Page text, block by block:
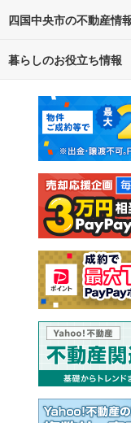
路線・駅から探す
通勤・通学時間から
四国中央市の不動産情
不動産・住宅
新築マンション
新築一戸建て
注文住宅
売却査定
暮らしのお役立ち情報
マンションカタログ